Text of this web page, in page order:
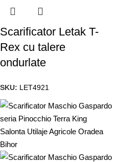
Scarificator Letak T-
Rex cu talere
ondurlate
SKU: LET4921